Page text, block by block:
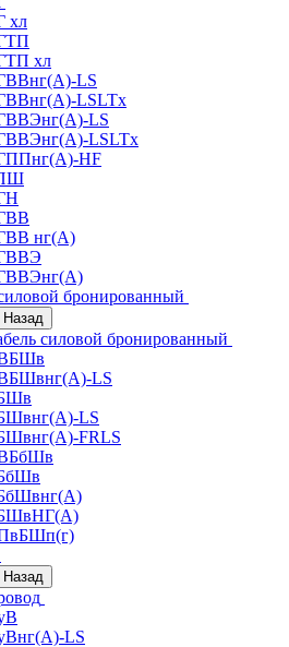
хл
хл
LS
LSLTx
LS
LSLTx
HF
нг(А)
бронированный
Назад
силовой бронированный
LS
LS
FRLS
Назад
LS